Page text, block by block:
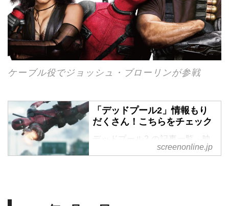
ケーブル役でジョッシュ・ブローリンが参戦
「デッドプール2」情報もり
だくさん！こちらをチェック
デッドプール2 の記事一覧 - 映
画雑誌「SCREEN」のWEBマ
screenonline.jp